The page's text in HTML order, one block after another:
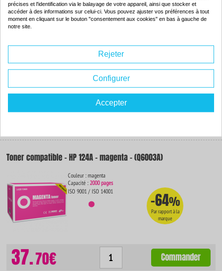
Toner compatible - HP 124A - cyan - (Q6001A)
ISO 9001 / ISO 14001
Par rapport à la
37.70€ Commander
Toner compatible - HP 124A - magenta - (Q6003A)
Couleur : magenta
Capacité :2000 pages
ISO 9001 / ISO 14001
-64%
Par rapport à la
marque
37.70€ Commander
précises et l'identification via le balayage de votre appareil, ainsi que stocker et
accéder à des informations sur celui-ci. Vous pouvez ajuster vos préférences à tout
moment en cliquant sur le bouton "consentement aux cookies" en bas à gauche de
notre site.
Rejeter
Configurer
Accepter